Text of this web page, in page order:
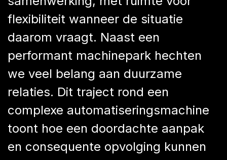
flexibiliteit wanneer de situatie
daarom vraagt. Naast een
performant machinepark hechten
we veel belang aan duurzame
relaties. Dit traject rond een
complexe automatiseringsmachine
toont hoe een doordachte aanpak
en consequente opvolging kunnen